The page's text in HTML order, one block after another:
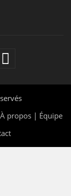
À propos | Équipe